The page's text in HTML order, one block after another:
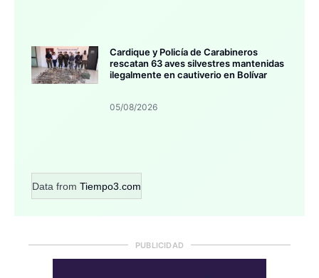
Cardique y Policía de Carabineros
rescatan 63 aves silvestres mantenidas
ilegalmente en cautiverio en Bolívar
05/08/2026
Data from Tiempo3.com
PUBLICIDAD